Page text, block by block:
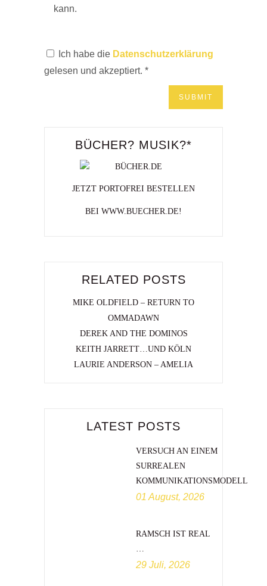
kann.
Ich habe die Datenschutzerklärung
gelesen und akzeptiert. *
BÜCHER? MUSIK?*
JETZT PORTOFREI BESTELLEN
BEI WWW.BUECHER.DE!
RELATED POSTS
MIKE OLDFIELD – RETURN TO
OMMADAWN
DEREK AND THE DOMINOS
KEITH JARRETT…UND KÖLN
LAURIE ANDERSON – AMELIA
LATEST POSTS
VERSUCH AN EINEM
SURREALEN
KOMMUNIKATIONSMODELL
01 August, 2026
RAMSCH IST REAL
29 Juli, 2026